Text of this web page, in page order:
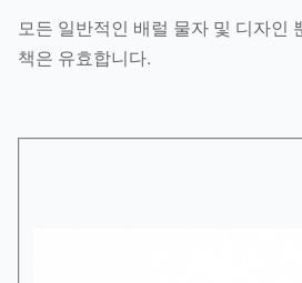
모든 일반적인 배럴 물자 및 디자인
책은 유효합니다.